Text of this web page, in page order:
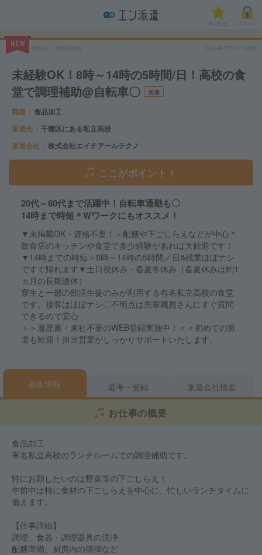
気になる!
NEW
No.HRTTO427-0804
未経験OK！8時～14時の5時間/日！高校の食
堂で調理補助@自転車〇
派遣
職種
食品加工
派遣先
千種区にある私立高校
派遣会社
株式会社エイチアールテクノ
ここがポイント！
20代～60代まで活躍中！自転車通勤も〇
14時まで時短＊Wワークにもオススメ！
▼未掲載OK・資格不要！＞配膳や下ごしらえなどが中心＊
飲食店のキッチンや食堂で多少経験があれば大歓迎です！
▼14時までの時短＞8時～14時の5時間／日&残業ほぼナシ
ですぐ帰れます▼土日祝休み・春夏冬休み（春夏休みは約1
ヵ月の長期連休）
寮生と一部の部活生徒のみが利用する有名私立高校の食堂
です。接客はほぼナシ〇不明点は先輩職員さんにすぐ質問
できるので安心
＞＞履歴書・来社不要のWEB登録実施中！＜＜初めての派
遣も歓迎！担当営業がしっかりサポートいたします。
募集情報 選考・登録 派遣会社概要
お仕事の概要
食品加工
有名私立高校のランチルームでの調理補助です。
特にお願したいのは野菜等の下ごしらえ！
午前中は特に食材の下ごしらえを中心に、忙しいランチタイムに
備えます。
【仕事詳細】
調理、食器・調理器具の洗浄、
配膳準備、厨房内の清掃など